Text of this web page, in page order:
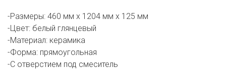
-Размеры: 460 мм х 1204 мм х 125 мм
-Цвет: белый глянцевый
-Материал: керамика
-Форма: прямоугольная
-С отверстием под смеситель